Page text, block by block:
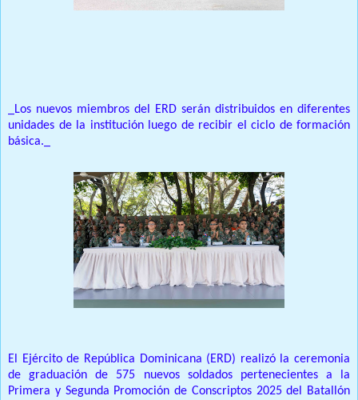
_Los nuevos miembros del ERD serán distribuidos en diferentes
unidades de la institución luego de recibir el ciclo de formación
básica._
El Ejército de República Dominicana (ERD) realizó la ceremonia
de graduación de 575 nuevos soldados pertenecientes a la
Primera y Segunda Promoción de Conscriptos 2025 del Batallón